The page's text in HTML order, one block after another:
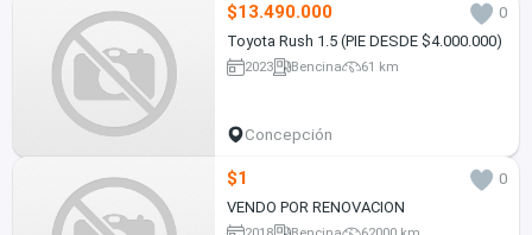
$13.490.000
0
Toyota Rush 1.5 (PIE DESDE $4.000.000)
2023 Bencina 61 km
Concepción
$1
0
VENDO POR RENOVACION